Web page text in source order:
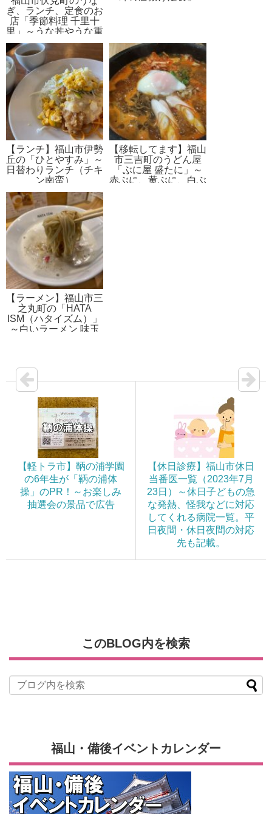
ぎ、ランチ、定食のお
店「季節料理 千里十
里」～うな丼やうな重
が堪能できる昭和24
年からやっているお店
【ランチ】福山市伊勢
丘の「ひとやすみ」～
日替わりランチ（チキ
ン南蛮）
【移転してます】福山
市三吉町のうどん屋
「ぶに屋 盛たに」～
赤ぶに、黄ぶに、白ぶ
【ラーメン】福山市三
之丸町の「HATA
ISM（ハタイズム）」
～白いラーメン 味玉
【軽トラ市】鞆の浦学園
の6年生が「鞆の浦体
操」のPR！～お楽しみ
抽選会の景品で広告
【休日診療】福山市休日
当番医一覧（2023年7月
23日）～休日子どもの急
な発熱、怪我などに対応
してくれる病院一覧。平
日夜間・休日夜間の対応
先も記載。
このBLOG内を検索
福山・備後イベントカレンダー